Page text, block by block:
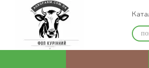
Перейти к основному контенту